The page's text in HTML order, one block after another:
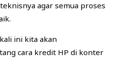
agar semua proses
ini kita akan
cara kredit HP di konter